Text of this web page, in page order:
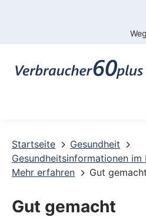
Startseite
Gesundheit
Gesundheitsinformationen im
Mehr erfahren
Gut gemacht
Gut gemacht